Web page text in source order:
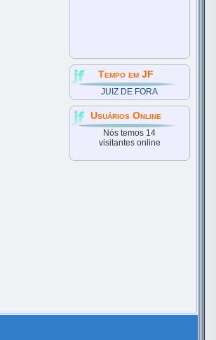
Tempo em JF
JUIZ DE FORA
Usuários Online
Nós temos 14
visitantes online